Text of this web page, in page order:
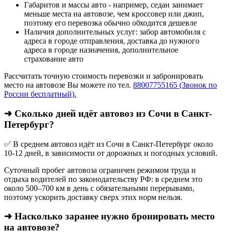
Габаритов и массы авто - например, седан занимает
меньше места на автовозе, чем кроссовер или джип,
поэтому его перевозка обычно обходится дешевле
Наличия дополнительных услуг: забор автомобиля с
адреса в городе отправления, доставка до нужного
адреса в городе назначения, дополнительное
страхование авто
Рассчитать точную стоимость перевозки и забронировать
место на автовозе Вы можете по тел. 88007755165 (Звонок по
России бесплатный).
➜ Сколько дней идёт автовоз из Сочи в Санкт-
Петербург?
✅ В среднем автовоз идёт из Сочи в Санкт-Петербург около
10-12 дней, в зависимости от дорожных и погодных условий.
Суточный пробег автовоза ограничен режимом труда и
отдыха водителей по законодательству РФ: в среднем это
около 500–700 км в день с обязательными перерывами,
поэтому ускорить доставку сверх этих норм нельзя.
➜ Насколько заранее нужно бронировать место
на автовозе?